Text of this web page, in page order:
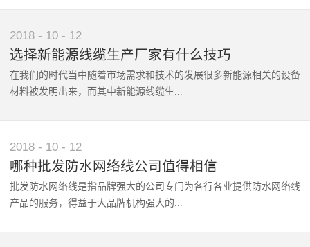
构亲密合作而推动着现代新能能源事业的飞速发展。一直以来供应高
效可靠的新能源线缆生产厂家凭借优良的品质和服务备受欢迎，在知
名媒体统计的市场选择率方面其也高居榜单前列。那么究竟具备哪些
特点的新能源线缆生产厂家比较靠谱？1、从业经验丰富技术跟上市
场趋势的一般情况下可靠的新能源线缆生产厂家在该领域一般有丰厚
技术方面跟上这个趋势。2、诚信经营注重细节的同时从客户体验的
角度来说肯定值得信赖的新能源线缆生产厂家的经营是坚持诚信的，
主要表现为其在技术的应用以及产品质量的监管方面会投入很大的经
历，同时在与客户的合作沟通过程中也会付出很大的热情。3、产品
产品类型是较为丰富的，因为如今多元化的市场表现让对新能源材料
2018 - 10 - 12
选择新能源线缆生产厂家有什么技巧
在我们的时代当中随着市场需求和技术的发展很多新能源相关的设备
材料被发明出来，而其中新能源线缆生...
产厂家更是为很多技术厂商提供了关键的支持。市面上颇具影响力的
新能源线缆生产厂家从技术到品质都把控得非常好，业界自然针对新
能源线缆生产厂家怎么选择的问题很感兴趣。那么我们选择新能源线
缆生产厂家有哪些行之有效的技巧和方法？1、考察厂家的相关行业
经历大多数的情况下有一定技巧思维的朋友挑选新能源线缆生产厂家
2018 - 10 - 12
哪种批发防水网络线公司值得相信
批发防水网络线是指品牌强大的公司专门为各行各业提供防水网络线
产品的服务，得益于大品牌机构强大的...